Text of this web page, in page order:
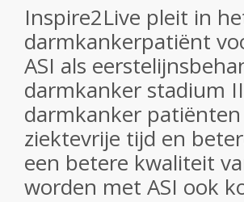
Inspire2Live pleit in
darmkankerpatiënt
ASI als
darmkanker stadium
darmkanker
ziektevrije tijd en
een betere kwaliteit
worden met ASI ook